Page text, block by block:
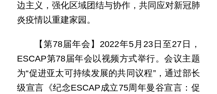
边主义，强化区域团结与协作，共同应对新冠肺
炎疫情以重建家园。
【第78届年会】2022年5月23日至27日，
ESCAP第78届年会以视频方式举行。会议主题
为“促进亚太可持续发展的共同议程”，通过部长
级宣言《纪念ESCAP成立75周年曼谷宣言：促